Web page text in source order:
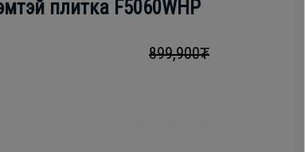
плитка F5060WHP
899,900₮